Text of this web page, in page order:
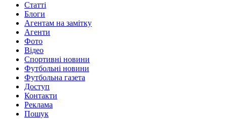
Статті
Блоги
Агентам на замітку
Агенти
Фото
Відео
Спортивні новини
Футбольні новини
Футбольна газета
Доступ
Контакти
Реклама
Пошук